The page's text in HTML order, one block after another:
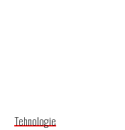
Tehnologie